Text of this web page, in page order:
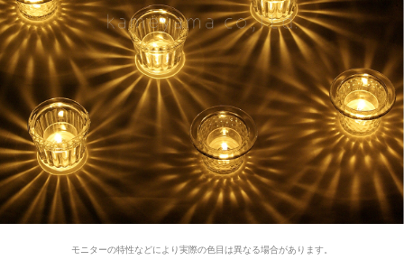
モニターの特性などにより実際の色目は異なる場合があります。